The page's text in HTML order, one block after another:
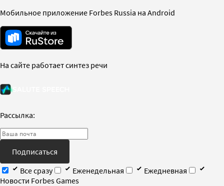
Мобильное приложение Forbes Russia на Android
На сайте работает синтез речи
Рассылка:
Подписаться
Все сразу
Еженедельная
Ежедневная
Новости Forbes Games